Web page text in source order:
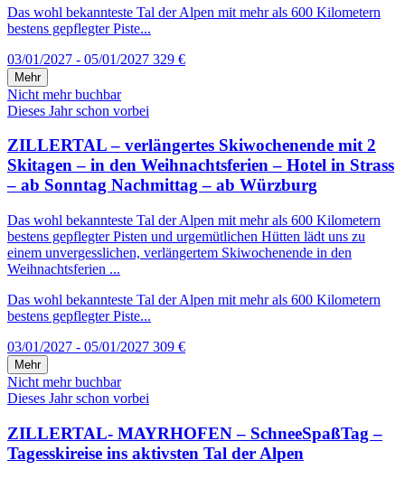
Das wohl bekannteste Tal der Alpen mit mehr als 600 Kilometern
bestens gepflegter Piste...
03/01/2027 - 05/01/2027 329 €
Mehr
Nicht mehr buchbar
Dieses Jahr schon vorbei
ZILLERTAL – verlängertes Skiwochenende mit 2
Skitagen – in den Weihnachtsferien – Hotel in Strass
– ab Sonntag Nachmittag – ab Würzburg
Das wohl bekannteste Tal der Alpen mit mehr als 600 Kilometern
bestens gepflegter Pisten und urgemütlichen Hütten lädt uns zu
einem unvergesslichen, verlängertem Skiwochenende in den
Weihnachtsferien ...
Das wohl bekannteste Tal der Alpen mit mehr als 600 Kilometern
bestens gepflegter Piste...
03/01/2027 - 05/01/2027 309 €
Mehr
Nicht mehr buchbar
Dieses Jahr schon vorbei
ZILLERTAL- MAYRHOFEN – SchneeSpaßTag –
Tagesskireise ins aktivsten Tal der Alpen